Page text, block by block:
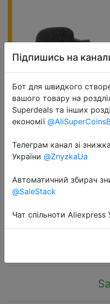
2023-01-23
Player
Speaking 3M
Wired Microp for
Підпишись на
Бот для швидкого
вашого товару на
Superdeals та інших
економії
Телеграм канал зі
України @ZnyzkaUa
Автоматичний збирач
@SaleStack
Чат спільноти Aliexpress